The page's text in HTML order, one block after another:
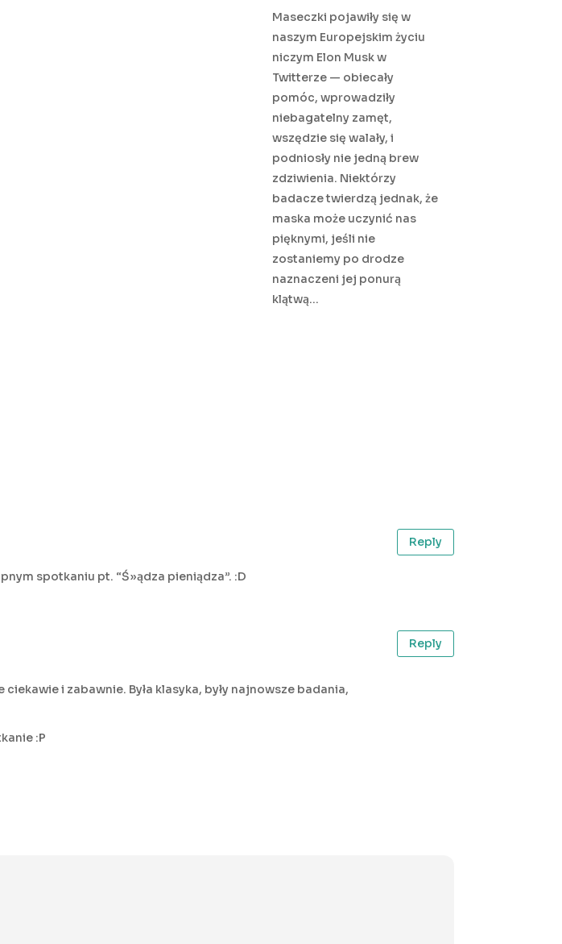
Maseczki pojawiły się w
naszym Europejskim życiu
niczym Elon Musk w
Twitterze — obiecały
pomóc, wprowadziły
niebagatelny zamęt,
wszędzie się walały, i
podniosły nie jedną brew
zdziwienia. Niektórzy
badacze twierdzą jednak, że
maska może uczynić nas
pięknymi, jeśli nie
zostaniemy po drodze
naznaczeni jej ponurą
klątwą…
spotkaniu pt. “Ś»ądza pieniądza”. :D
Reply
i zabawnie. Była klasyka, były najnowsze badania,
:P
Reply